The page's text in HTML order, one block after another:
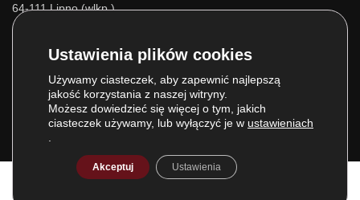
64-111 Lipno (wlkp.)
693 800 022
E-mail:info@centrumuszczelek.pl
Używamy ciasteczek, aby zapewnić najlepszą
jakość korzystania z naszej witryny.
Możesz dowiedzieć się więcej o tym, jakich
ciasteczek używamy, lub wyłączyć je w ustawieniach
Akceptuj Ustawienia